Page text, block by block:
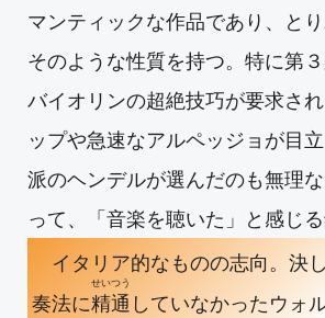
マンティックな作品であり、と
そのような性質を持つ。特に第
バイオリンの超絶技巧が要求さ
ップや急速なアルペッジョが目
派のヘンデルが選んだのも無理
って、「音楽を聴いた」と感じる
イタリア的なものの志向。決
奏法に精通
せいつう
していなかったウォ